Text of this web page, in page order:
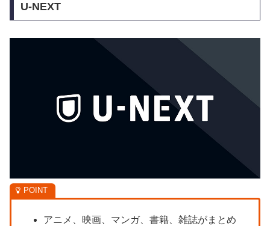
U-NEXT
アニメ、映画、マンガ、書籍、雑誌がまとめ